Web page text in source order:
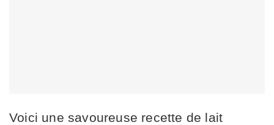
Voici une savoureuse recette de lait